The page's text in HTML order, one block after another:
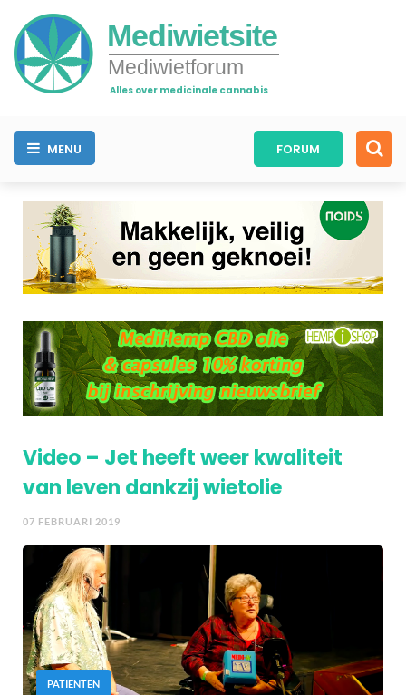
Mediwietsite
Mediwietforum
Alles over medicinale cannabis
MENU FORUM
Video – Jet heeft weer kwaliteit
van leven dankzij wietolie
07 FEBRUARI 2019
PATIËNTEN